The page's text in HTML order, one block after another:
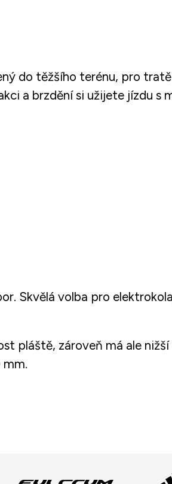
do těžšího terénu, pro
a brzdění si užijete jízdu s
Skvělá volba pro
pláště, zároveň má ale
mm.